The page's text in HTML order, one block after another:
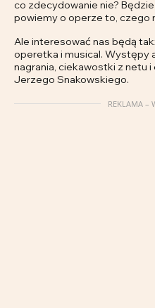
co zdecydowanie nie?
powiemy o operze to, czego
Ale interesować nas będą
operetka i musical. Występy
nagrania, ciekawostki z netu
Jerzego Snakowskiego.
REKLAMA –